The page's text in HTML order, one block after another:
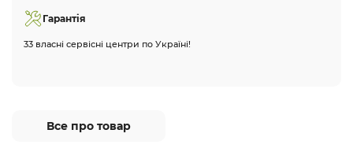
Гарантія
33 власні сервісні центри по Україні!
Все про товар